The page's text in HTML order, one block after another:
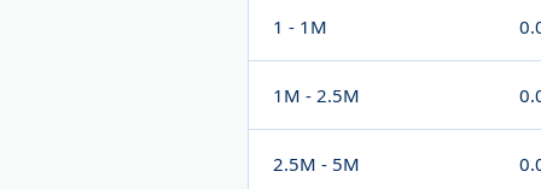
1 - 1M
1M - 2.5M
2.5M - 5M